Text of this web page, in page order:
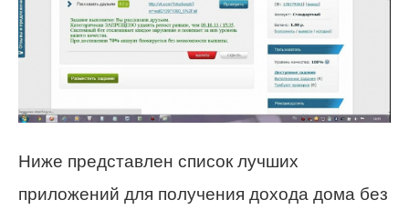
Ниже представлен список лучших
приложений для получения дохода дома без